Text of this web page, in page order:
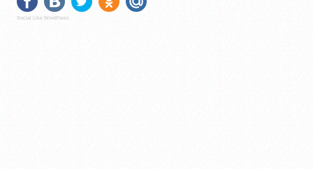
Social Like WordPress